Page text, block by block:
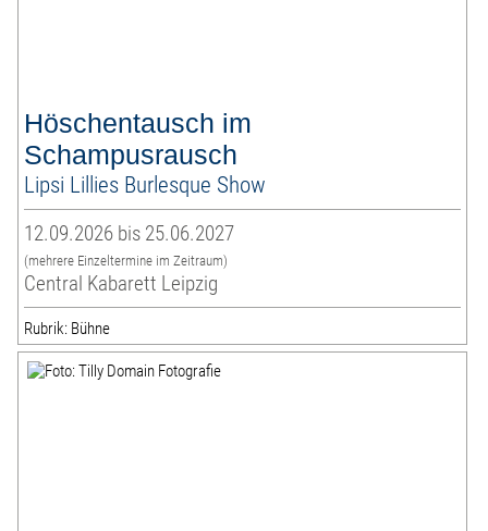
Höschentausch im
Schampusrausch
Lipsi Lillies Burlesque Show
12.09.2026 bis 25.06.2027
(mehrere Einzeltermine im Zeitraum)
Central Kabarett Leipzig
Rubrik: Bühne